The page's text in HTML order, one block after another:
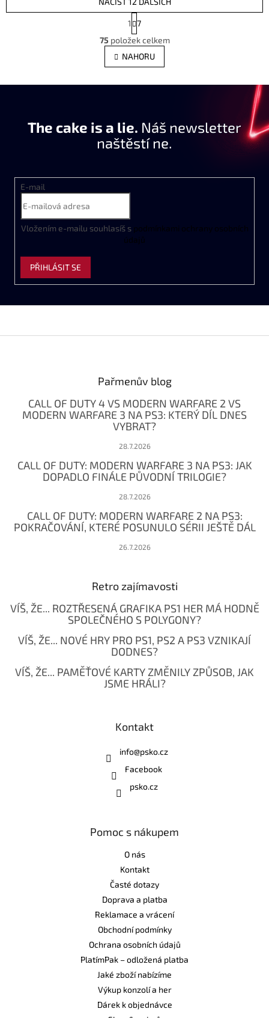
O
v
l
á
p
r
v
v
s
u
S
t
r
á
n
o
í
1
7
75 položek celkem
NAHORU
The cake is a lie. Náš newsletter
naštěstí ne.
E-mail
Vložením e-mailu souhlasíš s podmínkami ochrany osobních
údajů
PŘIHLÁSIT SE
Pařmenův blog
CALL OF DUTY 4 VS MODERN WARFARE 2 VS
MODERN WARFARE 3 NA PS3: KTERÝ DÍL DNES
VYBRAT?
28.7.2026
CALL OF DUTY: MODERN WARFARE 3 NA PS3: JAK
DOPADLO FINÁLE PŮVODNÍ TRILOGIE?
28.7.2026
CALL OF DUTY: MODERN WARFARE 2 NA PS3:
POKRAČOVÁNÍ, KTERÉ POSUNULO SÉRII JEŠTĚ DÁL
26.7.2026
Retro zajímavosti
VÍŠ, ŽE... ROZTŘESENÁ GRAFIKA PS1 HER MÁ HODNĚ
SPOLEČNÉHO S POLYGONY?
VÍŠ, ŽE... NOVÉ HRY PRO PS1, PS2 A PS3 VZNIKAJÍ
DODNES?
VÍŠ, ŽE... PAMĚŤOVÉ KARTY ZMĚNILY ZPŮSOB, JAK
JSME HRÁLI?
Kontakt
info@psko.cz
Facebook
psko.cz
Pomoc s nákupem
O nás
Kontakt
Časté dotazy
Doprava a platba
Reklamace a vrácení
Obchodní podmínky
Ochrana osobních údajů
PlatímPak – odložená platba
Jaké zboží nabízíme
Výkup konzolí a her
Dárek k objednávce